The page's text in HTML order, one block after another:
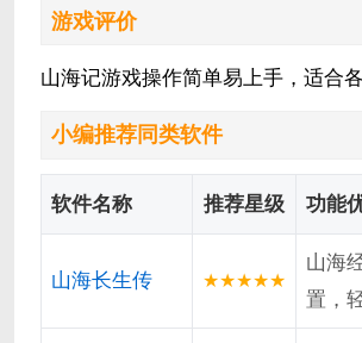
游戏评价
山海记游戏操作简单易上手，适合
小编推荐同类软件
软件名称 推荐星级 功能
山海长生传 ★★★★★
山海
置，